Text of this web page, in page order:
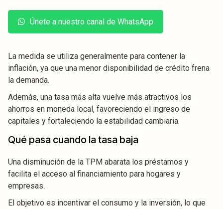
Únete a nuestro canal de WhatsApp
La medida se utiliza generalmente para contener la
inflación, ya que una menor disponibilidad de crédito frena
la demanda.
Además, una tasa más alta vuelve más atractivos los
ahorros en moneda local, favoreciendo el ingreso de
capitales y fortaleciendo la estabilidad cambiaria.
Qué pasa cuando la tasa baja
Una disminución de la TPM abarata los préstamos y
facilita el acceso al financiamiento para hogares y
empresas.
El objetivo es incentivar el consumo y la inversión, lo que